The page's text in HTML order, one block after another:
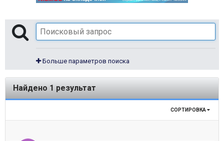
Больше параметров поиска
Найдено 1 результат
СОРТИРОВКА